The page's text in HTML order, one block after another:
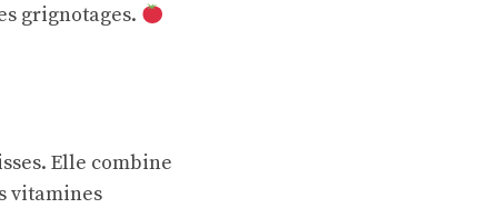
grignotages.
Elle combine
vitamines